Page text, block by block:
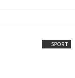
SPORT